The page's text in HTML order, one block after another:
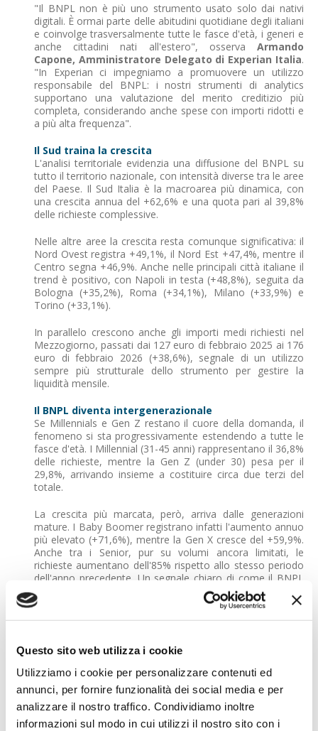
Questo sito web utilizza i cookie
Utilizziamo i cookie per personalizzare contenuti ed
annunci, per fornire funzionalità dei social media e per
analizzare il nostro traffico. Condividiamo inoltre
informazioni sul modo in cui utilizzi il nostro sito con i
"Il BNPL non è più uno strumento usato solo dai nativi
digitali. È ormai parte delle abitudini quotidiane degli italiani
e coinvolge trasversalmente tutte le fasce d'età, i generi e
anche cittadini nati all'estero", osserva Armando
Capone, Amministratore Delegato di Experian Italia.
"In Experian ci impegniamo a promuovere un utilizzo
responsabile del BNPL: i nostri strumenti di analytics
supportano una valutazione del merito creditizio più
completa, considerando anche spese con importi ridotti e
a più alta frequenza".
Il Sud traina la crescita
L'analisi territoriale evidenzia una diffusione del BNPL su
tutto il territorio nazionale, con intensità diverse tra le aree
del Paese. Il Sud Italia è la macroarea più dinamica, con
una crescita annua del +62,6% e una quota pari al 39,8%
delle richieste complessive.
Nelle altre aree la crescita resta comunque significativa: il
Nord Ovest registra +49,1%, il Nord Est +47,4%, mentre il
Centro segna +46,9%. Anche nelle principali città italiane il
trend è positivo, con Napoli in testa (+48,8%), seguita da
Bologna (+35,2%), Roma (+34,1%), Milano (+33,9%) e
Torino (+33,1%).
In parallelo crescono anche gli importi medi richiesti nel
Mezzogiorno, passati dai 127 euro di febbraio 2025 ai 176
euro di febbraio 2026 (+38,6%), segnale di un utilizzo
sempre più strutturale dello strumento per gestire la
liquidità mensile.
Il BNPL diventa intergenerazionale
Se Millennials e Gen Z restano il cuore della domanda, il
fenomeno si sta progressivamente estendendo a tutte le
fasce d'età. I Millennial (31-45 anni) rappresentano il 36,8%
delle richieste, mentre la Gen Z (under 30) pesa per il
29,8%, arrivando insieme a costituire circa due terzi del
totale.
La crescita più marcata, però, arriva dalle generazioni
mature. I Baby Boomer registrano infatti l'aumento annuo
più elevato (+71,6%), mentre la Gen X cresce del +59,9%.
Anche tra i Senior, pur su volumi ancora limitati, le
richieste aumentano dell'85% rispetto allo stesso periodo
dell'anno precedente. Un segnale chiaro di come il BNPL
stia superando la dimensione generazionale,
trasformandosi in uno strumento di mercato trasversale.
Dal punto di vista del genere, il BNPL resta oggi uno
strumento a prevalenza femminile: le donne
rappresentano il 55,5% delle richieste, un dato coerente
con le categorie merceologiche più frequentemente
associate a questo tipo di pagamento, come
abbigliamento, accessori e prodotti per la cura della